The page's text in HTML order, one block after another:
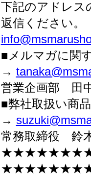
下記のアドレス
返信ください。
■メルマガに関
→
営業企画部 田
■弊社取扱い商
→
常務取締役 鈴
★★★★★★★★´▽